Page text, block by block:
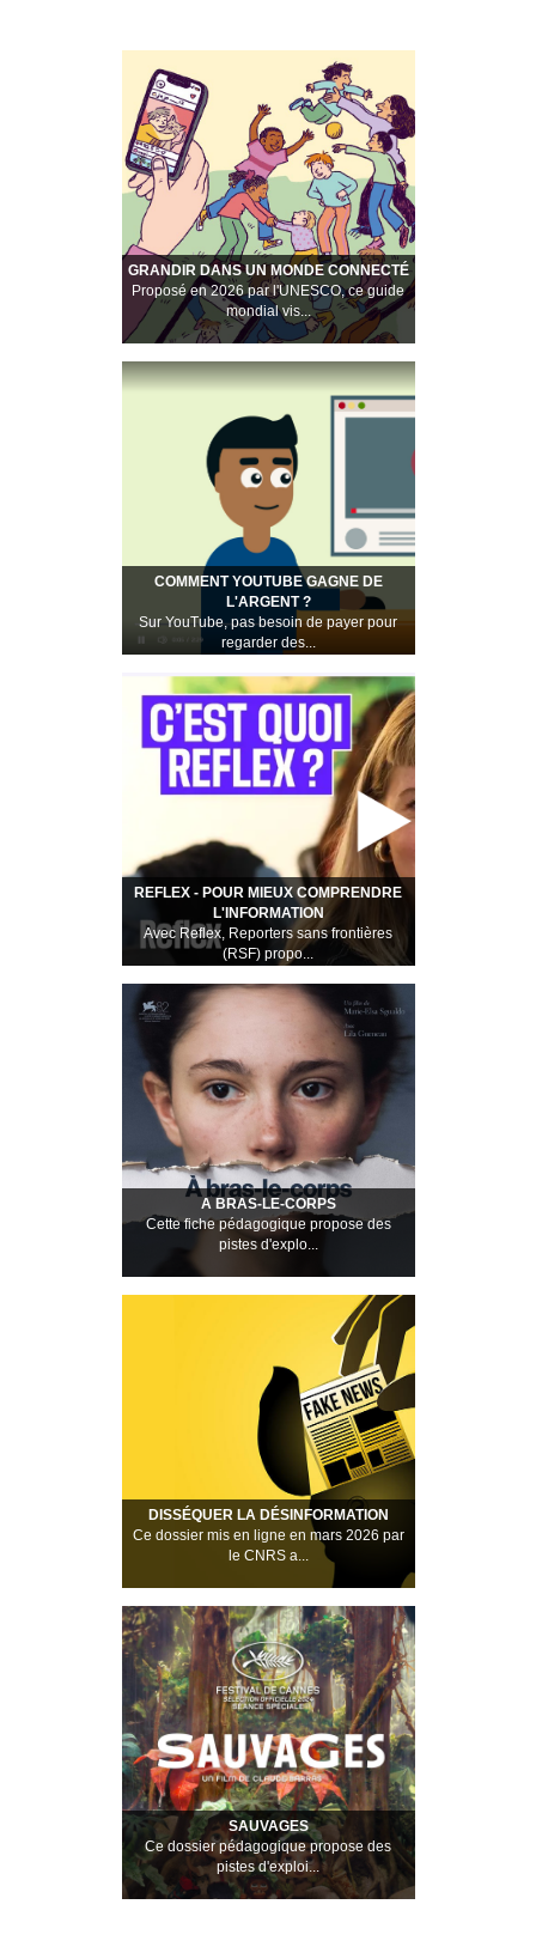
GRANDIR DANS UN MONDE CONNECTÉ
Proposé en 2026 par l'UNESCO, ce guide
mondial vis...
COMMENT YOUTUBE GAGNE DE
L'ARGENT ?
Sur YouTube, pas besoin de payer pour
regarder des...
REFLEX - POUR MIEUX COMPRENDRE
L'INFORMATION
Avec Reflex, Reporters sans frontières
(RSF) propo...
A BRAS-LE-CORPS
Cette fiche pédagogique propose des
pistes d'explo...
DISSÉQUER LA DÉSINFORMATION
Ce dossier mis en ligne en mars 2026 par
le CNRS a...
SAUVAGES
Ce dossier pédagogique propose des
pistes d'exploi...